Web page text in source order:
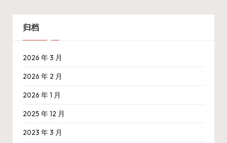
归档
2026 年 3 月
2026 年 2 月
2026 年 1 月
2025 年 12 月
2023 年 3 月